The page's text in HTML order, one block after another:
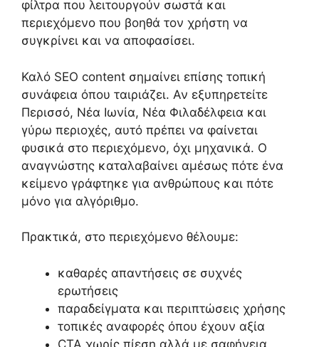
φίλτρα που λειτουργούν σωστά και
περιεχόμενο που βοηθά τον χρήστη να
συγκρίνει και να αποφασίσει.
Καλό SEO content σημαίνει επίσης τοπική
συνάφεια όπου ταιριάζει. Αν εξυπηρετείτε
Περισσό, Νέα Ιωνία, Νέα Φιλαδέλφεια και
γύρω περιοχές, αυτό πρέπει να φαίνεται
φυσικά στο περιεχόμενο, όχι μηχανικά. Ο
αναγνώστης καταλαβαίνει αμέσως πότε ένα
κείμενο γράφτηκε για ανθρώπους και πότε
μόνο για αλγόριθμο.
Πρακτικά, στο περιεχόμενο θέλουμε:
καθαρές απαντήσεις σε συχνές
ερωτήσεις
παραδείγματα και περιπτώσεις χρήσης
τοπικές αναφορές όπου έχουν αξία
CTA χωρίς πίεση αλλά με σαφήνεια